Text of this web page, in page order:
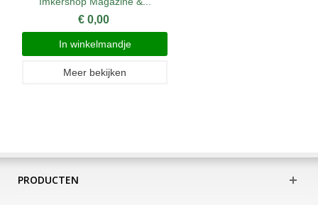
€ 0,00
In winkelmandje
Meer bekijken
PRODUCTEN